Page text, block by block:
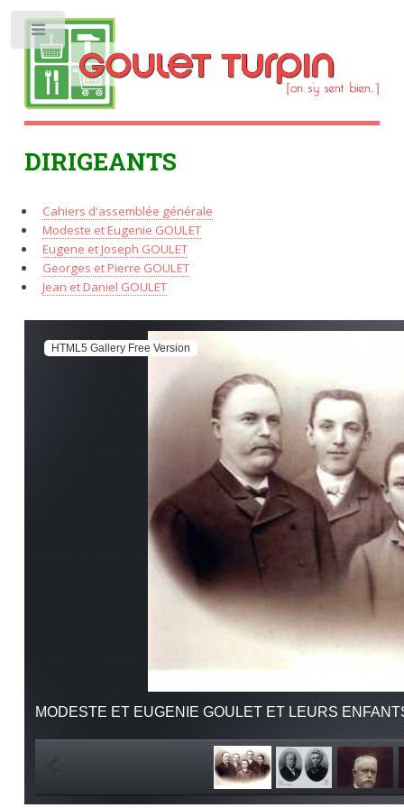
DIRIGEANTS
Cahiers d'assemblée générale
Modeste et Eugenie GOULET
Eugene et Joseph GOULET
Georges et Pierre GOULET
Jean et Daniel GOULET
HTML5 Gallery Free Version
MODESTE ET EUGENIE GOULET ET LEURS
Toggle